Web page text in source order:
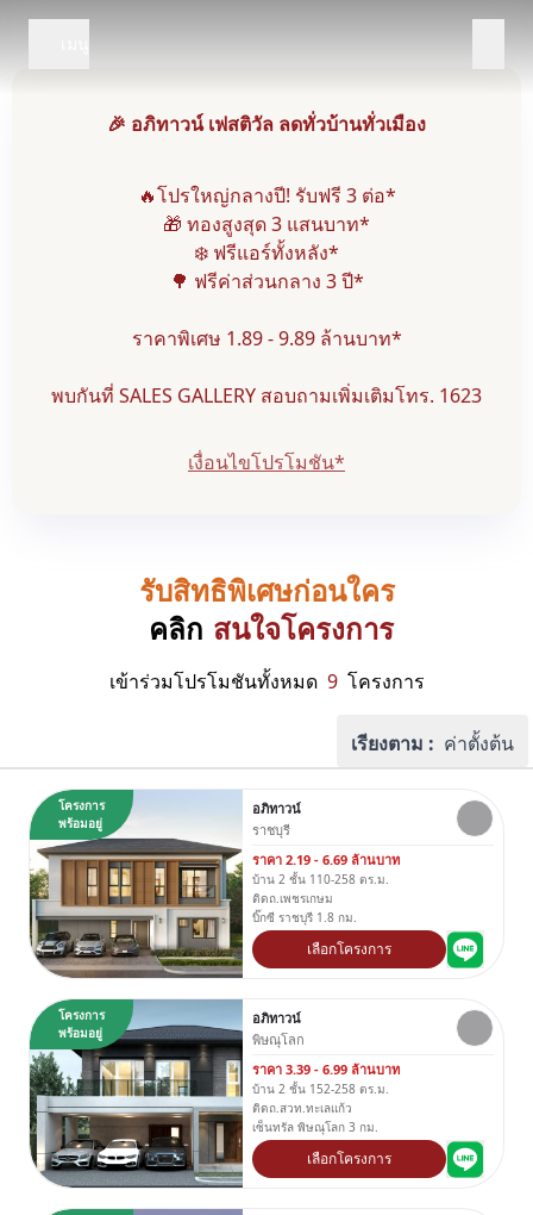
🎉 อภิทาวน์ เฟสติวัล ลดทั่วบ้านทั่วเมือง
🔥โปรใหญ่กลางปี! รับฟรี 3 ต่อ*
🎁 ทองสูงสุด 3 แสนบาท*
❄️ ฟรีแอร์ทั้งหลัง*
🌳 ฟรีค่าส่วนกลาง 3 ปี*
ราคาพิเศษ 1.89 - 9.89 ล้านบาท*
พบกันที่ SALES GALLERY สอบถามเพิ่มเติมโทร. 1623
เงื่อนไขโปรโมชัน*
รับสิทธิพิเศษก่อนใคร
คลิก สนใจโครงการ
เข้าร่วมโปรโมชันทั้งหมด 9 โครงการ
เรียงตาม : ค่าตั้งต้น
โครงการ
พร้อมอยู่
อภิทาวน์
ราชบุรี
ราคา 2.19 - 6.69 ล้านบาท
บ้าน 2 ชั้น 110-258 ตร.ม.
ติดถ.เพชรเกษม
บิ๊กซี ราชบุรี 1.8 กม.
เลือกโครงการ
โครงการ
พร้อมอยู่
อภิทาวน์
พิษณุโลก
ราคา 3.39 - 6.99 ล้านบาท
บ้าน 2 ชั้น 152-258 ตร.ม.
ติดถ.สวท.ทะเลแก้ว
เซ็นทรัล พิษณุโลก 3 กม.
เลือกโครงการ